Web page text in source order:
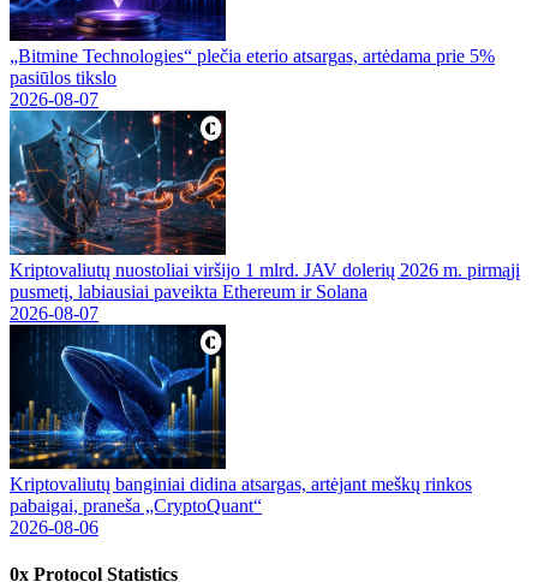
„Bitmine Technologies“ plečia eterio atsargas, artėdama prie 5%
pasiūlos tikslo
2026-08-07
Kriptovaliutų nuostoliai viršijo 1 mlrd. JAV dolerių 2026 m. pirmąjį
pusmetį, labiausiai paveikta Ethereum ir Solana
2026-08-07
Kriptovaliutų banginiai didina atsargas, artėjant meškų rinkos
pabaigai, praneša „CryptoQuant“
2026-08-06
0x Protocol Statistics